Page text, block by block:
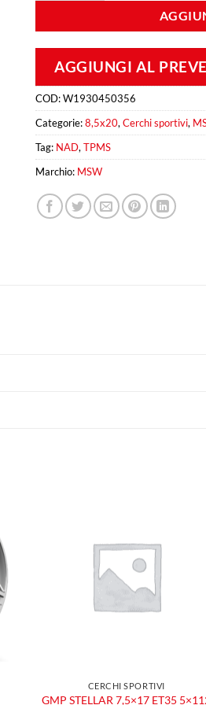
AGGIUNGI AL
COD:W1930450356
Categorie:8,5x20, Cerchi sportivi,
Tag: NAD, TPMS
Marchio: MSW
CERCHI SPORTIVI
GMP STELLAR 7,5×17 ET35